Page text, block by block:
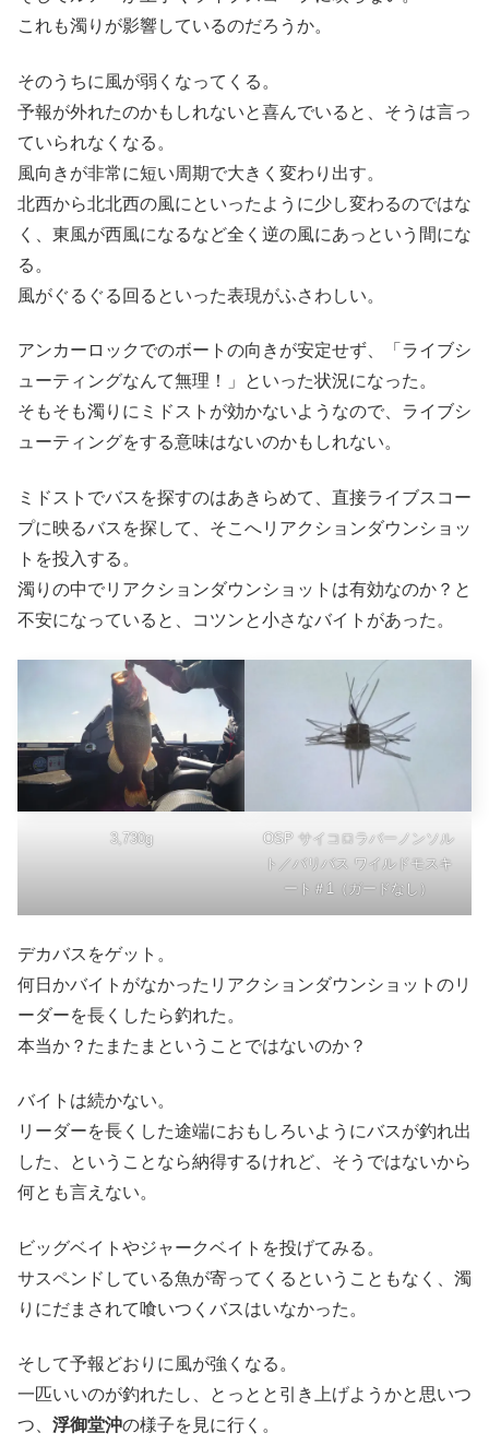
これも濁りが影響しているのだろうか。
そのうちに風が弱くなってくる。
予報が外れたのかもしれないと喜んでいると、そうは言っ
ていられなくなる。
風向きが非常に短い周期で大きく変わり出す。
北西から北北西の風にといったように少し変わるのではな
く、東風が西風になるなど全く逆の風にあっという間にな
る。
風がぐるぐる回るといった表現がふさわしい。
アンカーロックでのボートの向きが安定せず、「ライブシ
ューティングなんて無理！」といった状況になった。
そもそも濁りにミドストが効かないようなので、ライブシ
ューティングをする意味はないのかもしれない。
ミドストでバスを探すのはあきらめて、直接ライブスコー
プに映るバスを探して、そこへリアクションダウンショッ
トを投入する。
濁りの中でリアクションダウンショットは有効なのか？と
不安になっていると、コツンと小さなバイトがあった。
3,730g
OSP サイコロラバーノンソル
ト／バリバス ワイルドモスキ
ート＃1（ガードなし）
デカバスをゲット。
何日かバイトがなかったリアクションダウンショットのリ
ーダーを長くしたら釣れた。
本当か？たまたまということではないのか？
バイトは続かない。
リーダーを長くした途端におもしろいようにバスが釣れ出
した、ということなら納得するけれど、そうではないから
何とも言えない。
ビッグベイトやジャークベイトを投げてみる。
サスペンドしている魚が寄ってくるということもなく、濁
りにだまされて喰いつくバスはいなかった。
そして予報どおりに風が強くなる。
一匹いいのが釣れたし、とっとと引き上げようかと思いつ
つ、 浮御堂沖の様子を見に行く。